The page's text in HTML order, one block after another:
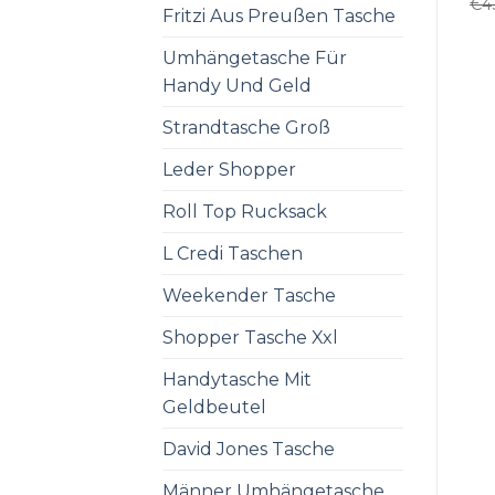
Fritzi Aus Preußen Tasche
Umhängetasche Für
Handy Und Geld
Strandtasche Groß
Leder Shopper
Roll Top Rucksack
L Credi Taschen
Weekender Tasche
Shopper Tasche Xxl
Handytasche Mit
Geldbeutel
David Jones Tasche
Männer Umhängetasche
€